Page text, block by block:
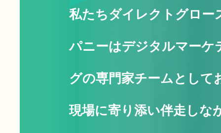
私たちダイレクトグロー
パニーはデジタルマーケ
グの専門家チームとして
現場に寄り添い伴走しな